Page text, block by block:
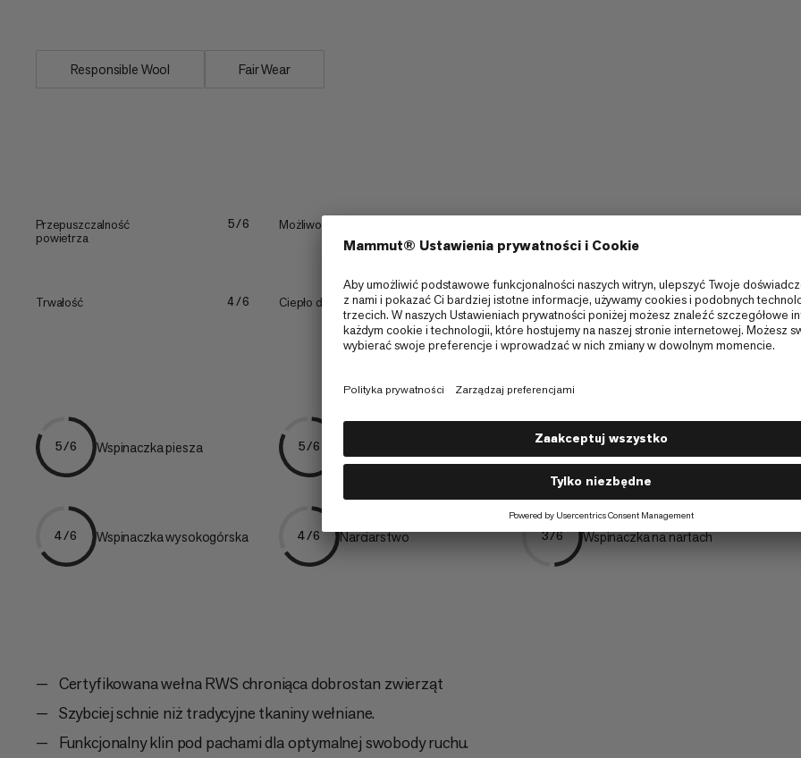
Responsible Wool Fair Wear
Przepuszczalność
powietrza
5/6 Możliwość spakowania
Trwałość 4/6 Ciepło do wagi 4/6 Rozciągnąć 4/6
5/6 Wspinaczka piesza 5/6 4/6 Jazda poza trasą
4/6 Wspinaczka wysokogórska 4/6 Narciarstwo 3/6 Wspinaczka na nartach
Certyfikowana wełna RWS chroniąca dobrostan zwierząt
Szybciej schnie niż tradycyjne tkaniny wełniane.
Funkcjonalny klin pod pachami dla optymalnej swobody ruchu.